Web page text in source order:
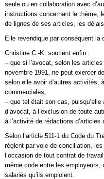
seule ou en collaboration avec
instructions concernant le thème,
de lignes de ses articles, les
Elle revendique par conséquent la
Christine C.-K. soutient enfin :
– que si l’avocat, selon les
novembre 1991, ne peut exercer
selon elle avoir d’autres activités,
commerciales,
– que tel était son cas,
d’avocat, à l’exclusion de toute
à l’activité de rédactions
Selon l’article 511-1 du Code du
règlent par voie de conciliation,
l’occasion de tout contrat de
même code entre les employeurs,
salariés qu’ils emploient.